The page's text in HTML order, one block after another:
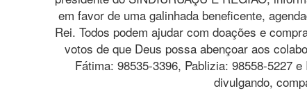
em favor de uma galinhada beneficente,
Rei. Todos podem ajudar com doações e
votos de que Deus possa abençoar aos
Fátima: 98535-3396, Pablizia: 98558-5227
divulgando,